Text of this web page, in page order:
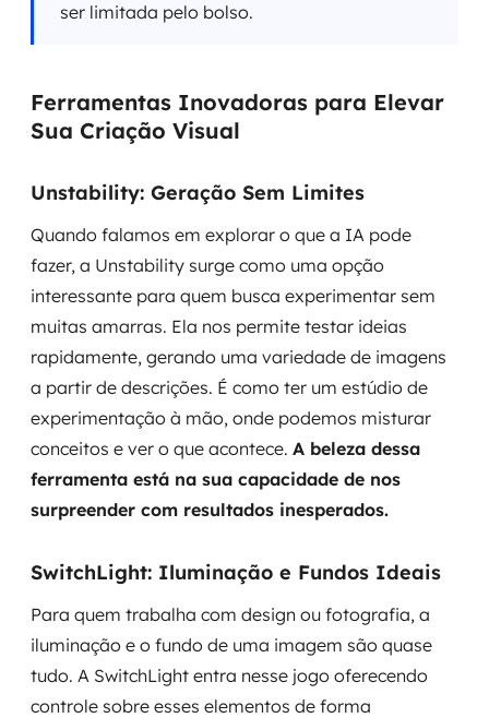
ser limitada pelo bolso.
Ferramentas Inovadoras para Elevar
Sua Criação Visual
Unstability: Geração Sem Limites
Quando falamos em explorar o que a IA pode
fazer, a Unstability surge como uma opção
interessante para quem busca experimentar sem
muitas amarras. Ela nos permite testar ideias
rapidamente, gerando uma variedade de imagens
a partir de descrições. É como ter um estúdio de
experimentação à mão, onde podemos misturar
conceitos e ver o que acontece. A beleza dessa
ferramenta está na sua capacidade de nos
surpreender com resultados inesperados.
SwitchLight: Iluminação e Fundos Ideais
Para quem trabalha com design ou fotografia, a
iluminação e o fundo de uma imagem são quase
tudo. A SwitchLight entra nesse jogo oferecendo
controle sobre esses elementos de forma